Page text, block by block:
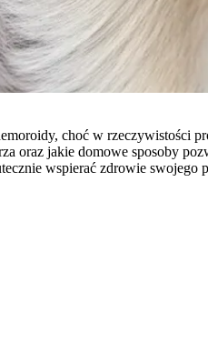
choć w rzeczywistości
oraz jakie domowe sposoby
wspierać zdrowie swojego